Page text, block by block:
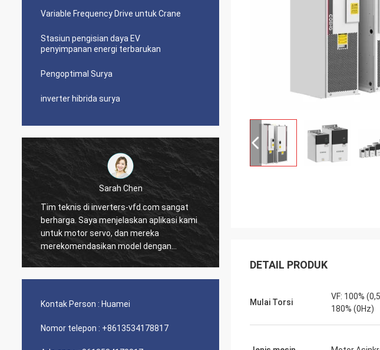
Variable Frequency Drive untuk Crane
Stasiun pengisian daya EV
penyimpanan energi terbarukan
Pengoptimal Surya
inverter hibrida surya
Sarah Chen
Tim teknis di inverters-vfd.com sangat
berharga. Saya menjelaskan aplikasi kami
untuk motor servo, dan mereka
merekomendasikan model dengan
respons dinamis yang unggul.
sistem kontrol kami lebih kuat. Kami
terkesan dengan logistik dan kinerja
Pengalaman yang benar-benar bebas
Kontak Person : Huamei
Nomor telepon : +8613534178817
DETAIL PRODUK
Mulai Torsi
VF: 100%
180% (0Hz)